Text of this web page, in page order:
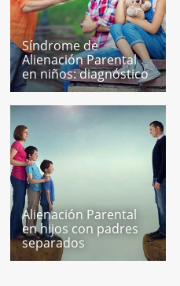
Síndrome de
Alienación Parental
en niños: diagnóstico
Alienación Parental
en hijos con padres
separados